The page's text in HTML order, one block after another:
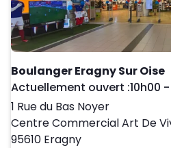
Boulanger Eragny Sur Oise
Actuellement ouvert :Day of
10h00 -
1 Rue du Bas Noyer
Centre Commercial Art De
95610 Eragny